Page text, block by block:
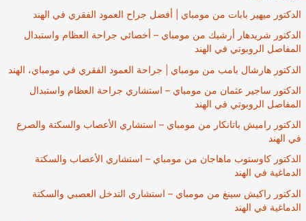
الدكتور ميهير بابات من مومباي | أفضل جراح العمود الفقري في الهند
الدكتور شريدهار أرشيك من مومباي – أخصائي جراحة العظام واستبدال
المفاصل الروبوتي في الهند
الدكتور هارشال بامب من مومباي | جراحة العمود الفقري في مومباي، الهند
الدكتور ساجير عثمان من مومباي – استشاري جراحة العظام واستبدال
المفاصل الروبوتي في الهند
الدكتور راميش باتانكار من مومباي – استشاري الأعصاب والسكتة والصرع
في الهند
الدكتور كاوستوب ماهاجان من مومباي – استشاري الأعصاب والسكتة
الدماغية في الهند
الدكتور راكيش سينغ من مومباي – استشاري التدخل العصبي والسكتة
الدماغية في الهند